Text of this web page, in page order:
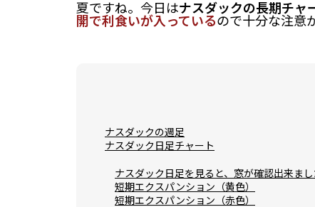
夏ですね。今日はナスダックの長期チャ
開で利食いが入っているので十分な注意
ナスダックの週足
ナスダック日足チャート
ナスダック日足を見ると、窓が確認出来まし
短期エクスパンション（黄色）
短期エクスパンション（赤色）